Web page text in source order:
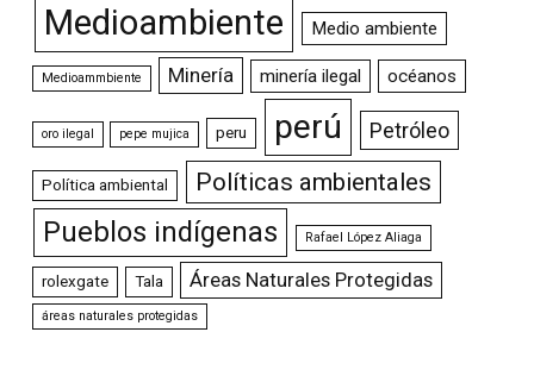
Medioambiente Medio ambiente
Medioammbiente Minería minería ilegal océanos
oro ilegal pepe mujica peru perú Petróleo
Política ambiental Políticas ambientales
Pueblos indígenas Rafael López Aliaga
rolexgate Tala Áreas Naturales Protegidas
áreas naturales protegidas